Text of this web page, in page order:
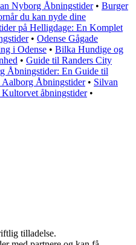
Nyborg Åbningstider• Burger
du kan nyde dine
på Helligdage: En Komplet
• Odense Gågade
i Odense • Bilka Hundige og
• Guide til Randers City
Åbningstider: En Guide til
Aalborg Åbningstider• Silvan
åbningstider•
tilladelse.